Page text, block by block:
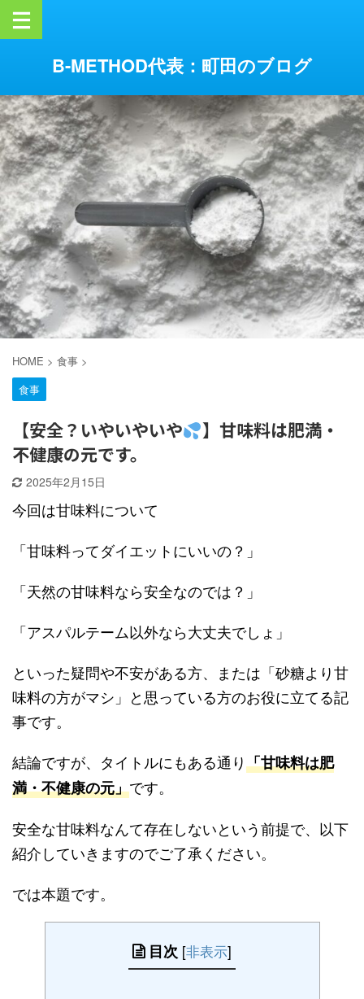
B-METHOD代表：町田のブログ
HOME > 食事 >
食事
【安全？いやいやいや
】甘味料は肥満・
不健康の元です。
2025年2月15日
今回は甘味料について
「甘味料ってダイエットにいいの？」
「天然の甘味料なら安全なのでは？」
「アスパルテーム以外なら大丈夫でしょ」
といった疑問や不安がある方、または「砂糖より甘
味料の方がマシ」と思っている方のお役に立てる記
事です。
結論ですが、タイトルにもある通り「甘味料は肥
満・不健康の元」です。
安全な甘味料なんて存在しないという前提で、以下
紹介していきますのでご了承ください。
では本題です。
目次 [非表示]